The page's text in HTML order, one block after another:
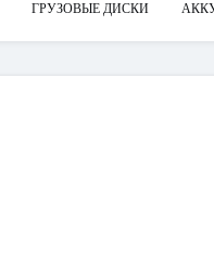
ГРУЗОВЫЕ ДИСКИ